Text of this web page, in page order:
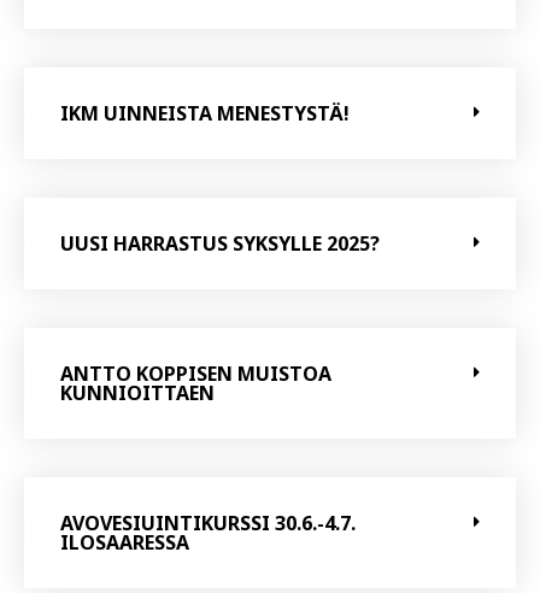
IKM UINNEISTA MENESTYSTÄ!
UUSI HARRASTUS SYKSYLLE 2025?
ANTTO KOPPISEN MUISTOA
KUNNIOITTAEN
AVOVESIUINTIKURSSI 30.6.-4.7.
ILOSAARESSA